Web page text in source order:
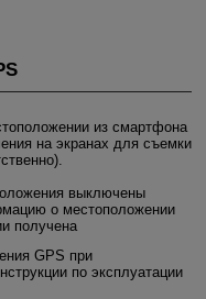
из смартфона
на экранах для съемки
выключены
о местоположении
получена
GPS при
по эксплуатации